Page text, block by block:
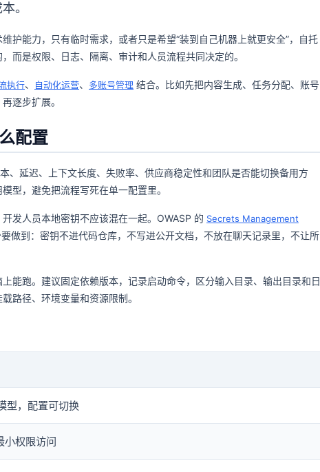
。
护能力，只有临时需求，或者只是希望“装到自己机器上就更安全”，自托
而是权限、日志、隔离、审计和人员流程共同决定的。
执行、 自动化运营、 多账号管理 结合。比如先把内容生成、任务分配、账号
逐步扩展。
配置
、延迟、上下文长度、失败率、供应商稳定性和团队是否能切换备用方
型，避免把流程写死在单一配置里。
发人员本地密钥不应该混在一起。OWASP 的 Secrets Management
做到：密钥不进代码仓库，不写进公开文档，不放在聊天记录里，不让所
能跑。建议固定依赖版本，记录启动命令，区分输入目录、输出目录和日
路径、环境变量和资源限制。
型，配置可切换
小权限访问